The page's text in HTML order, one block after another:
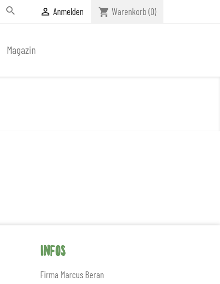
  Anmelden shopping_cart Warenkorb (0)
Magazin
INFOS
Firma Marcus Beran